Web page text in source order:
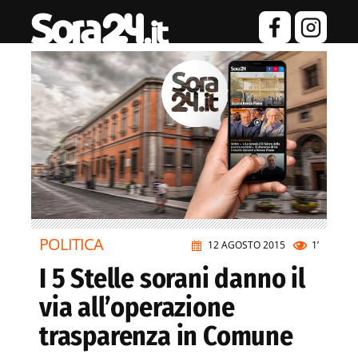
12 AGOSTO 2015 1’
POLITICA
I 5 Stelle sorani danno il
via all’operazione
trasparenza in Comune